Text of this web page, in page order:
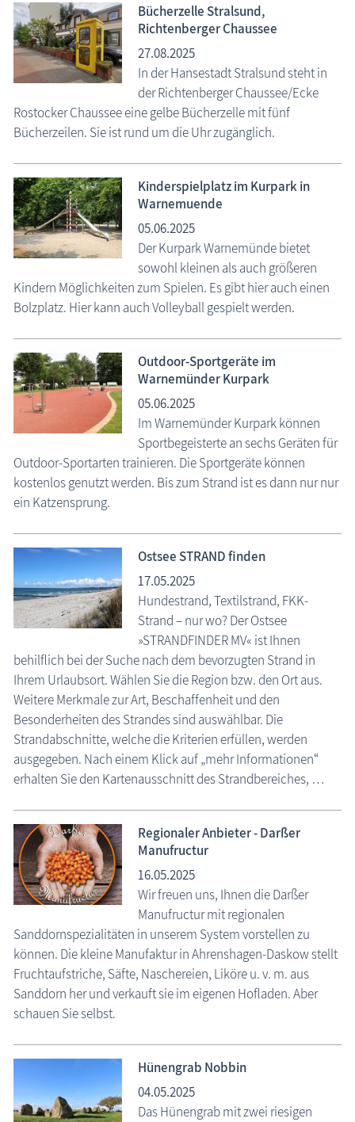
Bücherzelle Stralsund,
Richtenberger Chaussee
27.08.2025
In der Hansestadt Stralsund steht in
der Richtenberger Chaussee/Ecke
Rostocker Chaussee eine gelbe Bücherzelle mit fünf
Bücherzeilen. Sie ist rund um die Uhr zugänglich.
Kinderspielplatz im Kurpark in
Warnemuende
05.06.2025
Der Kurpark Warnemünde bietet
sowohl kleinen als auch größeren
Kindern Möglichkeiten zum Spielen. Es gibt hier auch einen
Bolzplatz. Hier kann auch Volleyball gespielt werden.
Outdoor-Sportgeräte im
Warnemünder Kurpark
05.06.2025
Im Warnemünder Kurpark können
Sportbegeisterte an sechs Geräten für
Outdoor-Sportarten trainieren. Die Sportgeräte können
kostenlos genutzt werden. Bis zum Strand ist es dann nur nur
ein Katzensprung.
Ostsee STRAND finden
17.05.2025
Hundestrand, Textilstrand, FKK-
Strand – nur wo? Der Ostsee
»STRANDFINDER MV« ist Ihnen
behilflich bei der Suche nach dem bevorzugten Strand in
Ihrem Urlaubsort. Wählen Sie die Region bzw. den Ort aus.
Weitere Merkmale zur Art, Beschaffenheit und den
Besonderheiten des Strandes sind auswählbar. Die
Strandabschnitte, welche die Kriterien erfüllen, werden
ausgegeben. Nach einem Klick auf „mehr Informationen“
erhalten Sie den Kartenausschnitt des Strandbereiches, …
Regionaler Anbieter - Darßer
Manufructur
16.05.2025
Wir freuen uns, Ihnen die Darßer
Manufructur mit regionalen
Sanddornspezialitäten in unserem System vorstellen zu
können. Die kleine Manufaktur in Ahrenshagen-Daskow stellt
Fruchtaufstriche, Säfte, Naschereien, Liköre u. v. m. aus
Sanddorn her und verkauft sie im eigenen Hofladen. Aber
schauen Sie selbst.
Hünengrab Nobbin
04.05.2025
Das Hünengrab mit zwei riesigen